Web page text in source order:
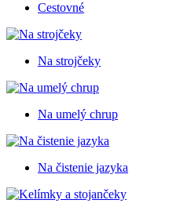
Cestovné
Na strojčeky
Na umelý chrup
Na čistenie jazyka